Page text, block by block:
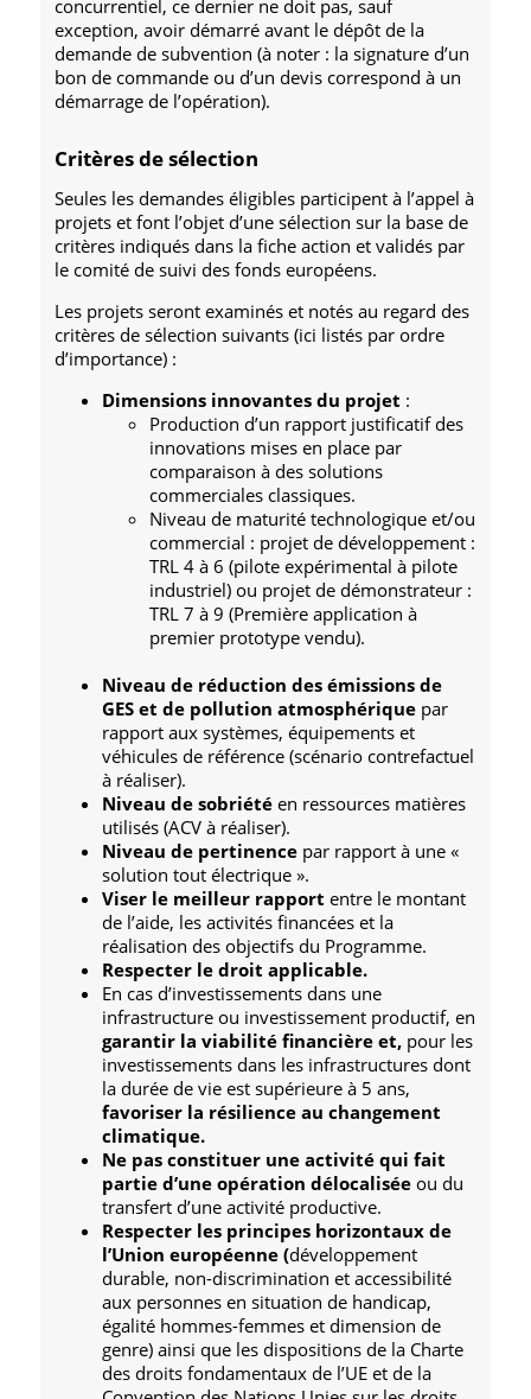
concurrentiel, ce dernier ne doit pas, sauf
exception, avoir démarré avant le dépôt de la
demande de subvention (à noter : la signature d’un
bon de commande ou d’un devis correspond à un
démarrage de l’opération).
Critères de sélection
Seules les demandes éligibles participent à l’appel à
projets et font l’objet d’une sélection sur la base de
critères indiqués dans la fiche action et validés par
le comité de suivi des fonds européens.
Les projets seront examinés et notés au regard des
critères de sélection suivants (ici listés par ordre
d’importance) :
Dimensions innovantes du projet :
Production d’un rapport justificatif des
innovations mises en place par
comparaison à des solutions
commerciales classiques.
Niveau de maturité technologique et/ou
commercial : projet de développement :
TRL 4 à 6 (pilote expérimental à pilote
industriel) ou projet de démonstrateur :
TRL 7 à 9 (Première application à
premier prototype vendu).
Niveau de réduction des émissions de
GES et de pollution atmosphérique par
rapport aux systèmes, équipements et
véhicules de référence (scénario contrefactuel
à réaliser).
Niveau de sobriétéen ressources matières
utilisés (ACV à réaliser).
Niveau de pertinence par rapport à une «
solution tout électrique ».
Viser le meilleur rapportentre le montant
de l’aide, les activités financées et la
réalisation des objectifs du Programme.
Respecter le droit applicable.
En cas d’investissements dans une
infrastructure ou investissement productif, en
garantir la viabilité financière et, pour les
investissements dans les infrastructures dont
la durée de vie est supérieure à 5 ans,
favoriser la résilience au changement
climatique.
Ne pas constituer une activité qui fait
partie d’une opération délocaliséeou du
transfert d’une activité productive.
Respecter les principes horizontaux de
l’Union européenne (développement
durable, non-discrimination et accessibilité
aux personnes en situation de handicap,
égalité hommes-femmes et dimension de
genre) ainsi que les dispositions de la Charte
des droits fondamentaux de l’UE et de la